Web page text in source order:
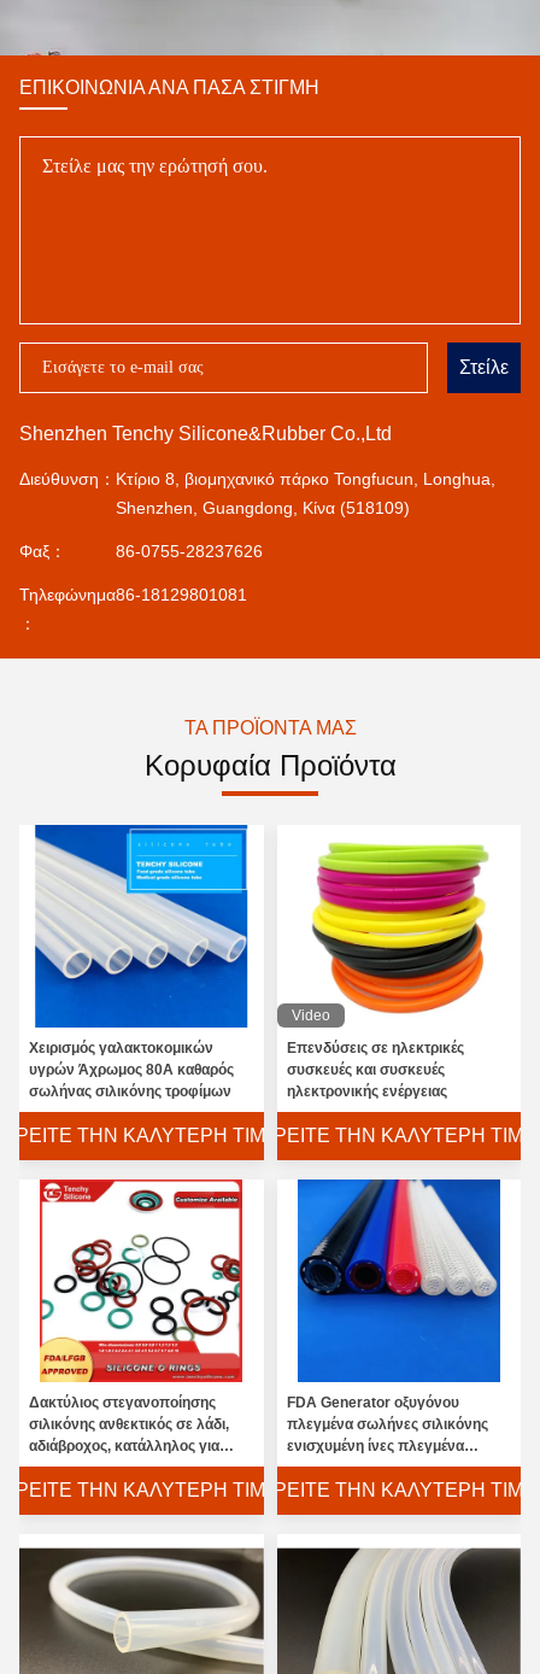
ΕΠΙΚΟΙΝΩΝΊΑ ΑΝΆ ΠΆΣΑ ΣΤΙΓΜΉ
Στείλε
Shenzhen Tenchy Silicone&Rubber Co.,Ltd
Διεύθυνση： Κτίριο 8, βιομηχανικό πάρκο Tongfucun, Longhua,
Shenzhen, Guangdong, Κίνα (518109)
Φαξ： 86-0755-28237626
Τηλεφώνημα
：
86-18129801081
ΤΑ ΠΡΟΪΌΝΤΑ ΜΑΣ
Κορυφαία Προϊόντα
Χειρισμός γαλακτοκομικών
υγρών Άχρωμος 80A καθαρός
σωλήνας σιλικόνης τροφίμων
ΒΡΕΊΤΕ ΤΗΝ ΚΑΛΎΤΕΡΗ ΤΙΜΉ
Video
Επενδύσεις σε ηλεκτρικές
συσκευές και συσκευές
ηλεκτρονικής ενέργειας
ΒΡΕΊΤΕ ΤΗΝ ΚΑΛΎΤΕΡΗ ΤΙΜΉ
Δακτύλιος στεγανοποίησης
σιλικόνης ανθεκτικός σε λάδι,
αδιάβροχος, κατάλληλος για
τρόφιμα για μηχανήματα και
συσκευές
ΒΡΕΊΤΕ ΤΗΝ ΚΑΛΎΤΕΡΗ ΤΙΜΉ
FDA Generator οξυγόνου
πλεγμένα σωλήνες σιλικόνης
ενισχυμένη ίνες πλεγμένα
σωλήνα
ΒΡΕΊΤΕ ΤΗΝ ΚΑΛΎΤΕΡΗ ΤΙΜΉ